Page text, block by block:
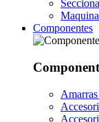
Componentes